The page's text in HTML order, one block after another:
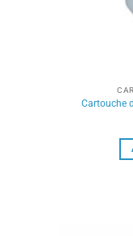
Cartouche